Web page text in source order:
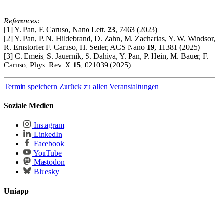
References:
[1] Y. Pan, F. Caruso, Nano Lett. 23, 7463 (2023)
[2] Y. Pan, P. N. Hildebrand, D. Zahn, M. Zacharias, Y. W. Windsor,
R. Ernstorfer F. Caruso, H. Seiler, ACS Nano 19, 11381 (2025)
[3] C. Emeis, S. Jauernik, S. Dahiya, Y. Pan, P. Hein, M. Bauer, F.
Caruso, Phys. Rev. X 15, 021039 (2025)
Termin speichern Zurück zu allen Veranstaltungen
Soziale Medien
Instagram
LinkedIn
Facebook
YouTube
Mastodon
Bluesky
Uniapp